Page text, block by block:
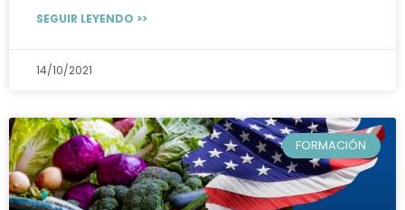
SEGUIR LEYENDO >>
14/10/2021
FORMACIÓN